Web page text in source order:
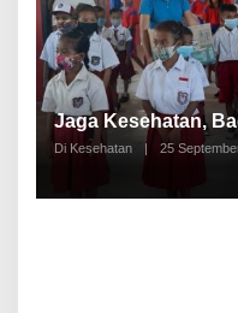
Jaga Kesehatan,
Di Kesehatan 25